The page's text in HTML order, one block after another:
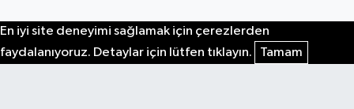
En iyi site deneyimi sağlamak için çerezlerden
faydalanıyoruz. Detaylar için lütfen tıklayın.
Tamam